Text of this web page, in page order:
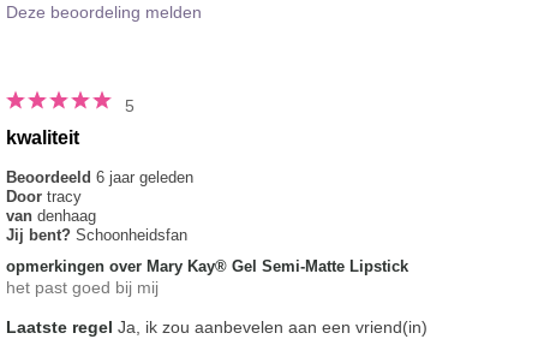
Deze beoordeling melden
5
kwaliteit
Beoordeeld 6 jaar geleden
Door tracy
van denhaag
Jij bent? Schoonheidsfan
opmerkingen over Mary Kay® Gel Semi-Matte Lipstick
het past goed bij mij
Laatste regel Ja, ik zou aanbevelen aan een vriend(in)